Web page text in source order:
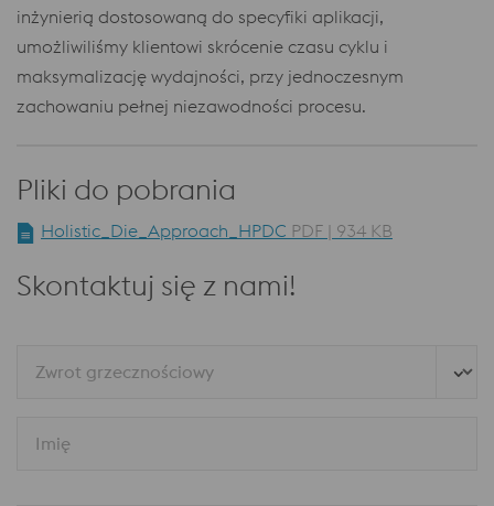
inżynierią dostosowaną do specyfiki aplikacji,
umożliwiliśmy klientowi skrócenie czasu cyklu i
maksymalizację wydajności, przy jednoczesnym
zachowaniu pełnej niezawodności procesu.
Pliki do pobrania
Holistic_Die_Approach_HPDC PDF | 934 KB
Skontaktuj się z nami!
Zwrot grzecznościowy
Imię